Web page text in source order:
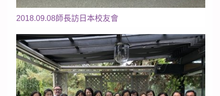
2018.09.08師長訪日本校友會